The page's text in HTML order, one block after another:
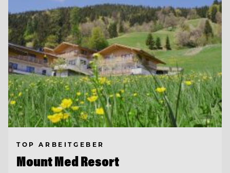
TOP ARBEITGEBER
Mount Med Resort